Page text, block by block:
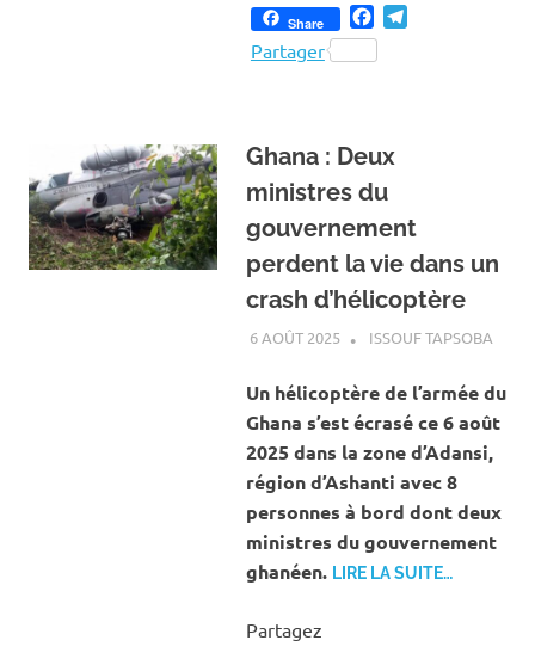
Share Facebook
Partager
‎Ghana : Deux
ministres du
gouvernement
perdent la vie dans un
crash d’hélicoptère
6 AOÛT 2025 ISSOUF TAPSOBA
Un hélicoptère de l’armée du
Ghana s’est écrasé ce 6 août
2025 dans la zone d’Adansi,
région d’Ashanti avec 8
personnes à bord dont deux
ministres du gouvernement
ghanéen. LIRE LA SUITE…
Partagez